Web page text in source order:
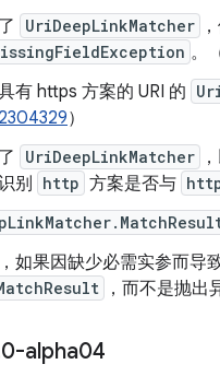
UriDeepLinkMatcher
。
有 https 方案的 URI 的
）
UriDeepLinkMatcher
别
http 方案是否与
如果因缺少必需实参而导
，而不是抛出
0-alpha04